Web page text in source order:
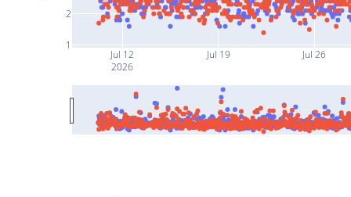
Jul 12
2026
Jul 19 Jul 26
1
2